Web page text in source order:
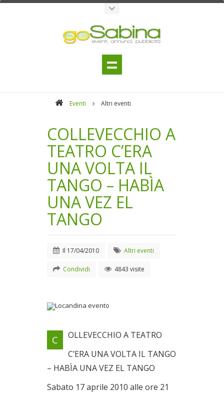
Eventi Altri eventi
COLLEVECCHIO A
TEATRO C’ERA
UNA VOLTA IL
TANGO – HABÌA
UNA VEZ EL
TANGO
Il 17/04/2010 Altri eventi
Condividi 4843 visite
Locandina evento
Il 17/04/2010
C
OLLEVECCHIO A TEATRO
C’ERA UNA VOLTA IL TANGO
– HABÌA UNA VEZ EL TANGO
Sabato 17 aprile 2010 alle ore 21